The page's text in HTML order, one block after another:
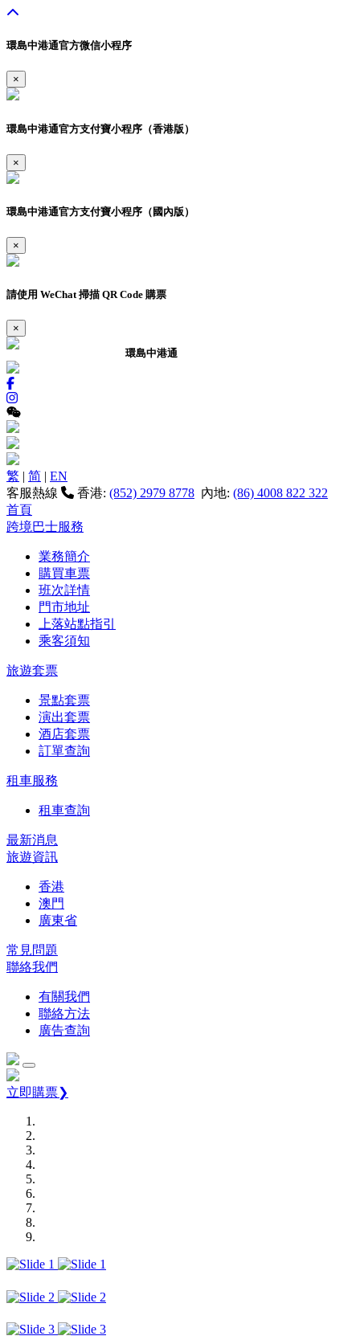
環島中港通官方微信小程序
×
環島中港通官方支付寶小程序（香港版）
×
環島中港通官方支付寶小程序（國內版）
×
請使用 WeChat 掃描 QR Code 購票
×
環島中港通
繁 | 简 | EN
客服熱線
香港: (852) 2979 8778 內地: (86) 4008 822 322
首頁
跨境巴士服務
業務簡介
購買車票
班次詳情
門市地址
上落站點指引
乘客須知
旅遊套票
景點套票
演出套票
酒店套票
訂單查詢
租車服務
租車查詢
最新消息
旅遊資訊
香港
澳門
廣東省
常見問題
聯絡我們
有關我們
聯絡方法
廣告查詢
立即購票❯